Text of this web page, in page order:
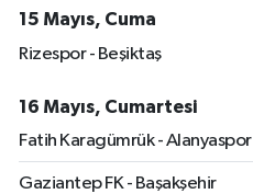
15 Mayıs, Cuma
Rizespor - Beşiktaş
16 Mayıs, Cumartesi
Fatih Karagümrük - Alanyaspor
Gaziantep FK - Başakşehir